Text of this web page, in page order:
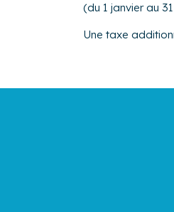
(du 1 janvier au
Une taxe